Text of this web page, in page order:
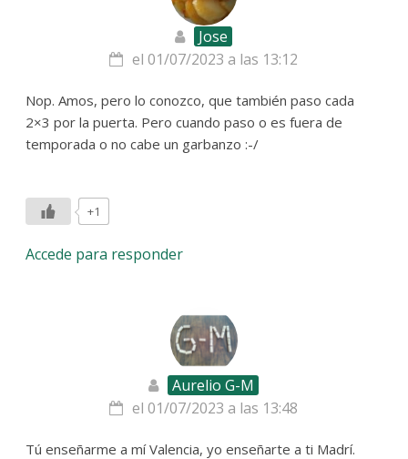
Jose
el 01/07/2023 a las 13:12
Nop. Amos, pero lo conozco, que también paso cada
2×3 por la puerta. Pero cuando paso o es fuera de
temporada o no cabe un garbanzo :-/
+1
Accede para responder
Aurelio G-M
el 01/07/2023 a las 13:48
Tú enseñarme a mí Valencia, yo enseñarte a ti Madrí.